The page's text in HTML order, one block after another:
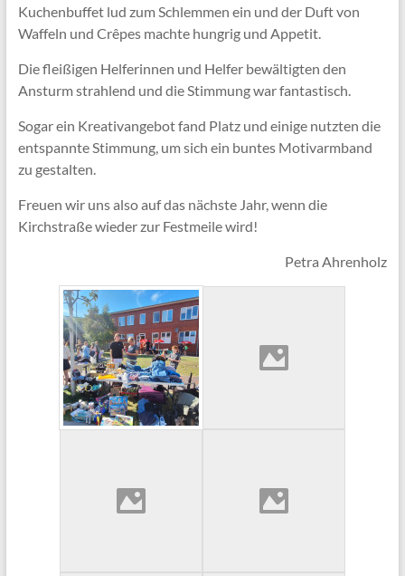
Kuchenbuffet lud zum Schlemmen ein und der Duft von
Waffeln und Crêpes machte hungrig und Appetit.
Die fleißigen Helferinnen und Helfer bewältigten den
Ansturm strahlend und die Stimmung war fantastisch.
Sogar ein Kreativangebot fand Platz und einige nutzten die
entspannte Stimmung, um sich ein buntes Motivarmband
zu gestalten.
Freuen wir uns also auf das nächste Jahr, wenn die
Kirchstraße wieder zur Festmeile wird!
Petra Ahrenholz